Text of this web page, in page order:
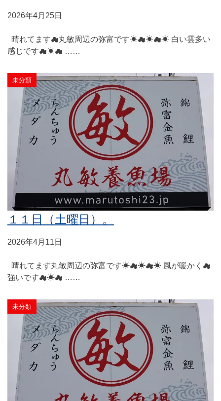
2026年4月25日
晴れてます☁丸敏周辺の弥富です☀☁☀☁☀ 白い雲多い
感じです☁☀☁ ……
未分類
１１日（土曜日）。
2026年4月11日
晴れてます丸敏周辺の弥富です☀☁☀☁☀ 風が暖かく☁
強いです☁☀☁ ……
未分類